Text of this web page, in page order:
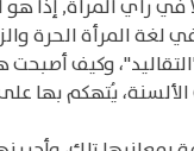
في رأي المرأة, إذا
لغة المرأة الحرة
وكيف
يُتهكم بها على